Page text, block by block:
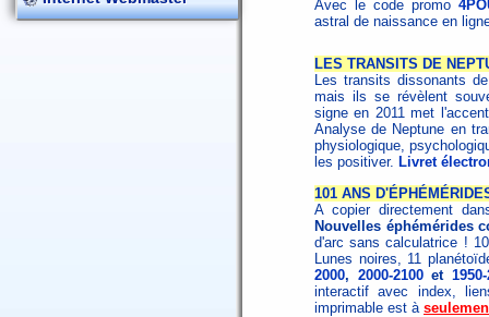
Avec le code promo
astral de naissance en
LES TRANSITS DE
Les transits dissonants
mais ils se révèlent
signe en 2011 met
Analyse de Neptune en
physiologique,
les positiver. Livret
101 ANS
A copier directement
Nouvelles éphémérides
d'arc sans calculatrice !
Lunes noires, 11
2000, 2000-2100et
interactif avec index,
imprimable est à